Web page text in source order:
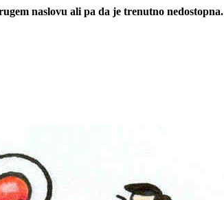
naslovu ali pa da je trenutno nedostopna.